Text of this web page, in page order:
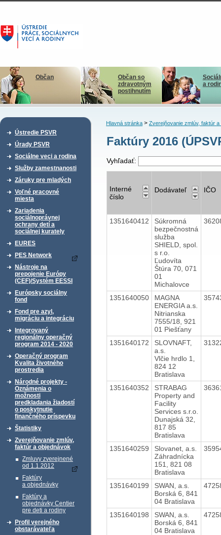
Občan
Občan so
zdravotným
postihnutím
a
Ústredie PSVR
Úrady PSVR
Sociálne veci a rodina
Služby zamestnanosti
Záruky pre mladých
Voľné pracovné
miesta
Zariadenia
sociálnoprávnej
ochrany detí a
sociálnej kurately
EURES
PES Network
Nástroje na
prepojenie Európy
(CEF)/Systém EESSI
Európsky sociálny
fond
Fond pre azyl,
migráciu a integráciu
Integrovaný
regionálny operačný
program 2014 - 2020
Operačný program
Kvalita životného
prostredia
Národné projekty -
Oznámenia o
možnosti
predkladania žiadostí
o poskytnutie
finančného príspevku
Štatistiky
Zverejňovanie zmlúv,
faktúr a objednávok
Zmluvy zverejnené
od 1.1.2012
Faktúry
a objednávky
Faktúry a
objednávky Centier
pre deti a rodiny
Profil verejného
obstarávateľa
Hlavná stránka> Zverejňovanie zmlúv, faktúr a
Faktúry 2016
Vyhľadať:
Interné
číslo
Dodávateľ IČO
1351640412
Súkromná
bezpečnostná
služba
SHIELD, spol.
s r.o.
Ľudovíta
Štúra 70, 071
01
Michalovce
1351640050
MAGNA
ENERGIA a.s.
Nitrianska
7555/18, 921
01 Piešťany
1351640172
SLOVNAFT,
a.s.
Vlčie hrdlo 1,
824 12
Bratislava
1351640352
STRABAG
Property and
Facility
Services s.r.o.
Dunajská 32,
817 85
Bratislava
1351640259
Slovanet, a.s.
Záhradnícka
151, 821 08
Bratislava
1351640199
SWAN, a.s.
Borská 6, 841
04 Bratislava
1351640198
SWAN, a.s.
Borská 6, 841
04 Bratislava